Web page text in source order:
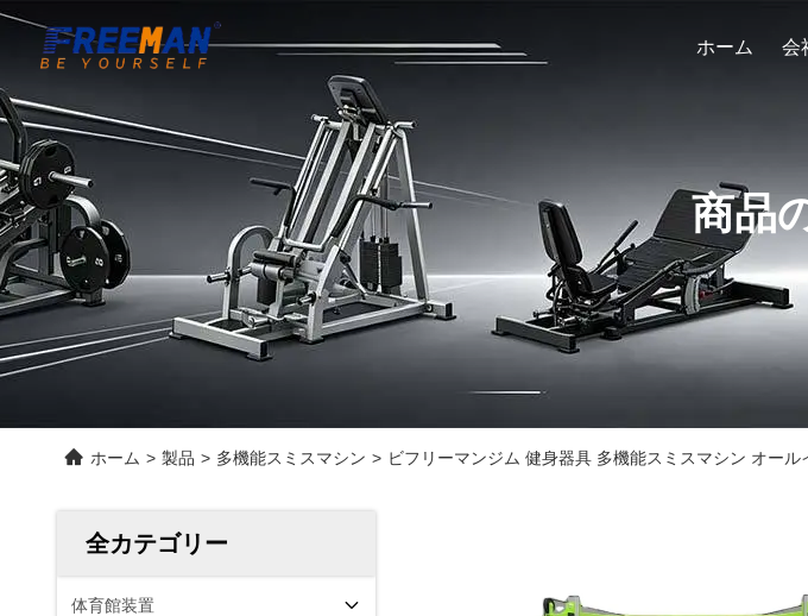
ホーム 会
商品
ホーム > 製品 > 多機能スミスマシン > ビフリーマンジム 健身器具 多機能スミスマシン オール
全カテゴリー
体育館装置